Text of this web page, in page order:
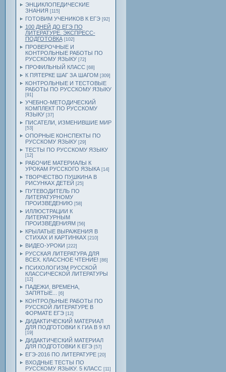
ЭНЦИКЛОПЕДИЧЕСКИЕ
ЗНАНИЯ [115]
ГОТОВИМ УЧЕНИКОВ К ЕГЭ [92]
100 ДНЕЙ ДО ЕГЭ ПО
ЛИТЕРАТУРЕ. ЭКСПРЕСС-
ПОДГОТОВКА [102]
ПРОВЕРОЧНЫЕ И
КОНТРОЛЬНЫЕ РАБОТЫ ПО
РУССКОМУ ЯЗЫКУ [72]
ПРОФИЛЬНЫЙ КЛАСС [68]
К ПЯТЕРКЕ ШАГ ЗА ШАГОМ [309]
КОНТРОЛЬНЫЕ И ТЕСТОВЫЕ
РАБОТЫ ПО РУССКОМУ ЯЗЫКУ
[91]
УЧЕБНО-МЕТОДИЧЕСКИЙ
КОМПЛЕКТ ПО РУССКОМУ
ЯЗЫКУ [37]
ПИСАТЕЛИ, ИЗМЕНИВШИЕ МИР
[53]
ОПОРНЫЕ КОНСПЕКТЫ ПО
РУССКОМУ ЯЗЫКУ [29]
ТЕСТЫ ПО РУССКОМУ ЯЗЫКУ
[12]
РАБОЧИЕ МАТЕРИАЛЫ К
УРОКАМ РУССКОГО ЯЗЫКА [14]
ТВОРЧЕСТВО ПУШКИНА В
РИСУНКАХ ДЕТЕЙ [25]
ПУТЕВОДИТЕЛЬ ПО
ЛИТЕРАТУРНОМУ
ПРОИЗВЕДЕНИЮ [58]
ИЛЛЮСТРАЦИИ К
ЛИТЕРАТУРНЫМ
ПРОИЗВЕДЕНИЯМ [56]
КРЫЛАТЫЕ ВЫРАЖЕНИЯ В
СТИХАХ И КАРТИНКАХ [210]
ВИДЕО-УРОКИ [222]
РУССКАЯ ЛИТЕРАТУРА ДЛЯ
ВСЕХ. КЛАССНОЕ ЧТЕНИЕ! [86]
ПСИХОЛОГИЗМ РУССКОЙ
КЛАССИЧЕСКОЙ ЛИТЕРАТУРЫ
[12]
ПАДЕЖИ, ВРЕМЕНА,
ЗАПЯТЫЕ...
[6]
КОНТРОЛЬНЫЕ РАБОТЫ ПО
РУССКОЙ ЛИТЕРАТУРЕ В
ФОРМАТЕ ЕГЭ [12]
ДИДАКТИЧЕСКИЙ МАТЕРИАЛ
ДЛЯ ПОДГОТОВКИ К ГИА В 9 КЛ
[19]
ДИДАКТИЧЕСКИЙ МАТЕРИАЛ
ДЛЯ ПОДГОТОВКИ К ЕГЭ [57]
ЕГЭ-2016 ПО ЛИТЕРАТУРЕ [20]
ВХОДНЫЕ ТЕСТЫ ПО
РУССКОМУ ЯЗЫКУ. 5 КЛАСС [11]